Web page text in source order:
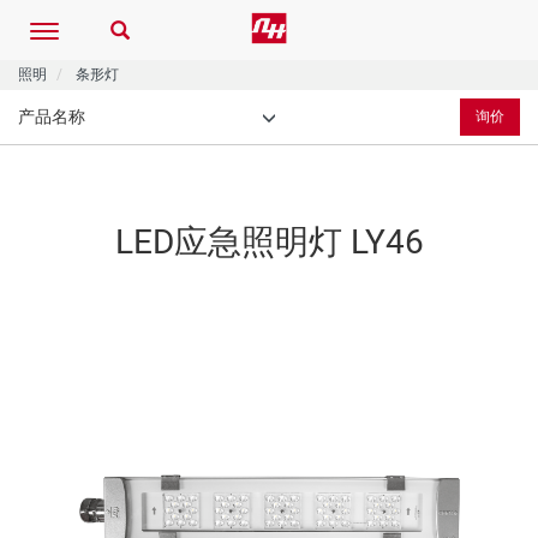
Toggle
照明 条形灯
产品名称 询价
LED应急照明灯 LY46